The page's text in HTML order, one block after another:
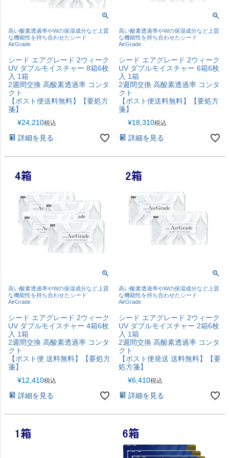
高い酸素透過率やWの保湿成分など上質
な機能性を持ち合わせたシード
AirGrade
シード エアグレード 2ウィーク
UV ダブルモイスチャー 8箱6枚
入 1箱
2週間交換 高酸素透過率 コンタ
クト
【ポスト便送料無料】【要処方
箋】
¥24,210税込
詳細を見る
高い酸素透過率やWの保湿成分など上質
な機能性を持ち合わせたシード
AirGrade
シード エアグレード 2ウィーク
UV ダブルモイスチャー 6箱6枚
入 1箱
2週間交換 高酸素透過率 コンタ
クト
【ポスト便送料無料】【要処方
箋】
¥18,310税込
詳細を見る
高い酸素透過率やWの保湿成分など上質
な機能性を持ち合わせたシード
AirGrade
シード エアグレード 2ウィーク
UV ダブルモイスチャー 4箱6枚
入 1箱
2週間交換 高酸素透過率 コンタ
クト
【ポスト便 送料無料】【要処方
箋】
¥12,410税込
詳細を見る
高い酸素透過率やWの保湿成分など上質
な機能性を持ち合わせたシード
AirGrade
シード エアグレード 2ウィーク
UV ダブルモイスチャー 2箱6枚
入 1箱
2週間交換 高酸素透過率 コンタ
クト
【ポスト便発送 送料無料】【要
処方箋】
¥6,410税込
詳細を見る